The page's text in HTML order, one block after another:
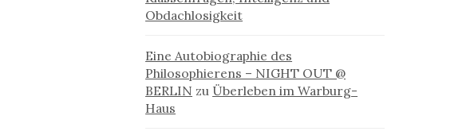
Obdachlosigkeit
Eine Autobiographie des
Philosophierens – NIGHT OUT @
BERLIN zu Überleben im Warburg-
Haus